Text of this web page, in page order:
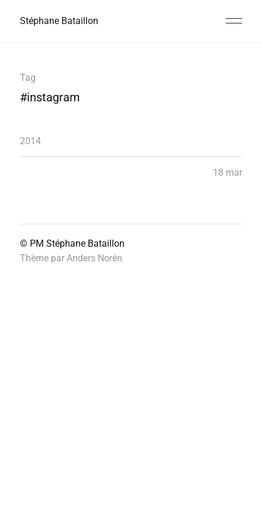
Stéphane Bataillon
Tag
#instagram
2014
18 mar
© PM Stéphane Bataillon
Thème par Anders Norén